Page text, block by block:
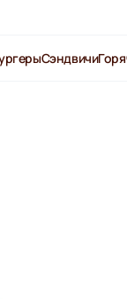
Сэндвичи